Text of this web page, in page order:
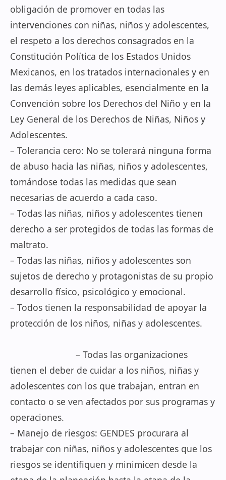
obligación de promover en todas las
intervenciones con niñas, niños y adolescentes,
el respeto a los derechos consagrados en la
Constitución Política de los Estados Unidos
Mexicanos, en los tratados internacionales y en
las demás leyes aplicables, esencialmente en la
Convención sobre los Derechos del Niño y en la
Ley General de los Derechos de Niñas, Niños y
Adolescentes.
– Tolerancia cero: No se tolerará ninguna forma
de abuso hacia las niñas, niños y adolescentes,
tomándose todas las medidas que sean
necesarias de acuerdo a cada caso.
– Todas las niñas, niños y adolescentes tienen
derecho a ser protegidos de todas las formas de
maltrato.
– Todas las niñas, niños y adolescentes son
sujetos de derecho y protagonistas de su propio
desarrollo físico, psicológico y emocional.
– Todos tienen la responsabilidad de apoyar la
protección de los niños, niñas y adolescentes.
– Todas las organizaciones
tienen el deber de cuidar a los niños, niñas y
adolescentes con los que trabajan, entran en
contacto o se ven afectados por sus programas y
operaciones.
– Manejo de riesgos: GENDES procurara al
trabajar con niñas, niños y adolescentes que los
riesgos se identifiquen y minimicen desde la